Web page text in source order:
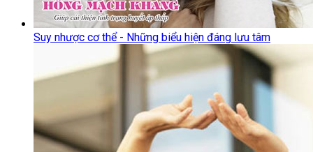
Suy nhược cơ thể - Những biểu hiện đáng lưu tâm